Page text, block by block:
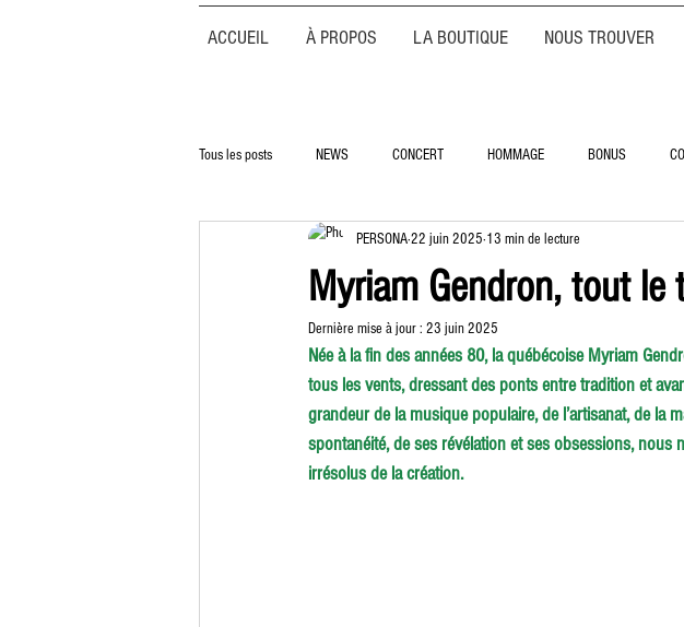
ACCUEIL À PROPOS LA BOUTIQUE NOUS TROUVER
Tous les posts NEWS CONCERT HOMMAGE BONUS
Myriam Gendron, tout le
PERSONA22 juin 2025 13 min de lecture
Dernière mise à jour : 23 juin 2025
Née à la fin des années 80, la québécoise Myriam
tous les vents, dressant des ponts entre tradition et
grandeur de la musique populaire, de l’artisanat, de la
spontanéité, de ses révélation et ses obsessions,
irrésolus de la création.